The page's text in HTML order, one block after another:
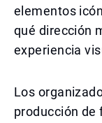
elementos
qué dirección
experiencia
Los
producción de